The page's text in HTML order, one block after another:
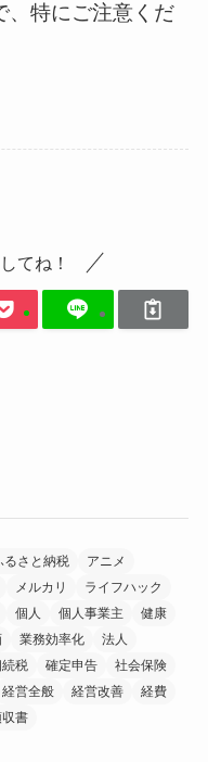
、特にご注意くだ
てね！
るさと納税
アニメ
メルカリ
ライフハック
個人 個人事業主
健康
業務効率化
法人
税 確定申告
社会保険
経営全般 経営改善
経費
書